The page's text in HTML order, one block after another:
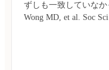
ずしも一致していなか